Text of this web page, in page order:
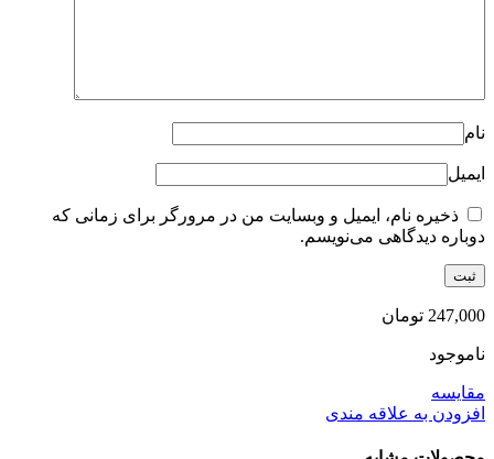
نام
ایمیل
ذخیره نام، ایمیل و وبسایت من در مرورگر برای زمانی که
دوباره دیدگاهی می‌نویسم.
247,000 تومان
ناموجود
مقایسه
افزودن به علاقه مندی